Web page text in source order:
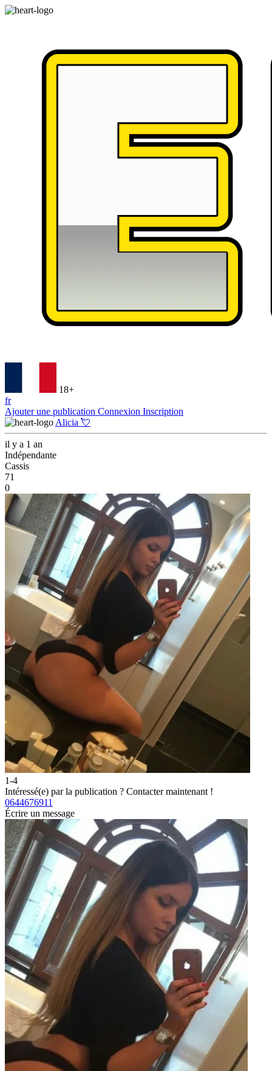
18+
fr
Ajouter une publication Connexion Inscription
Alicia 💘
il y a 1 an
Indépendante
Cassis
71
0
1-4
Intéressé(e) par la publication ? Contacter maintenant !
0644676911
Écrire un message